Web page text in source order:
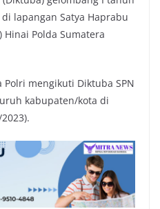
lapangan Satya Haprabu
Hinai Polda Sumatera
mengikuti Diktuba SPN
kabupaten/kota di